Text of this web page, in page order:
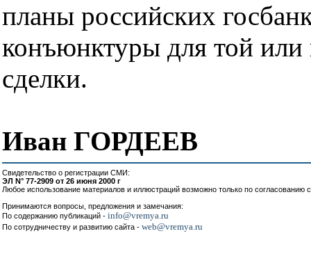
планы российских
конъюнктуры для той
сделки.
Иван ГОРДЕЕВ
Свидетельство о регистрации СМИ:
ЭЛ N° 77-2909 от 26 июня 2000 г
Любое использование материалов и иллюстраций возможно только по согласованию
Принимаются вопросы, предложения и замечания:
По содержанию публикаций - info@vremya.ru
По сотрудничеству и развитию сайта - web@vremya.ru